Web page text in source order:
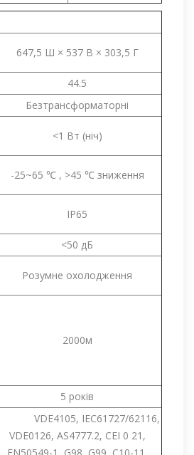
647,5 Ш × 537 В × 303,5 Г
44.5
Безтрансформаторні
<1 Вт (ніч)
-25~65 ℃ , >45 ℃ зниження
IP65
<50 дБ
Розумне охолодження
2000м
5 років
VDE4105, IEC61727/62116,
VDE0126, AS4777.2, CEI 0 21,